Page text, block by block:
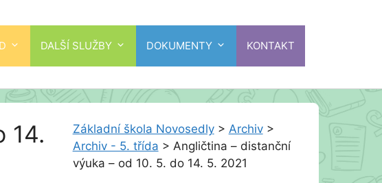
DALŠÍ SLUŽBY DOKUMENTY KONTAKT
14.
Základní škola Novosedly> Archiv>
Archiv - 5. třída > Angličtina – distanční
výuka – od 10. 5. do 14. 5. 2021